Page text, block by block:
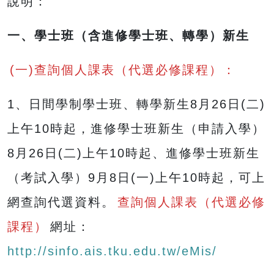
一、學士班（含進修學士班、轉學）新生
(一)查詢個人課表（代選必修課程）：
1、日間學制學士班、轉學新生8月26日(二)
上午10時起，進修學士班新生（申請入學）
8月26日(二)上午10時起、進修學士班新生
（考試入學）9月8日(一)上午10時起，可上
網查詢代選資料。
查詢個人課表（代選必修
課程）
網址：
http://sinfo.ais.tku.edu.tw/eMis/